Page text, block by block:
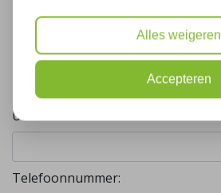
Bel mij terug
Gratis, vrijblijvend advies
Uw naam:
Telefoonnummer:
Alles weigeren
Accepteren